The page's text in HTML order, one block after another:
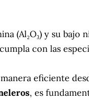
(Al₂O₃) y su bajo
con las
eficiente
, es